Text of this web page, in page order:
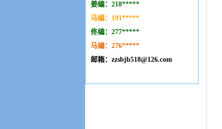
姜编：218*****
马编：191*****
佟编：277*****
马编：276*****
邮箱：zzsbjb518@126.com